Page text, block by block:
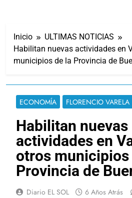
Inicio
ULTIMAS NOTICIAS
Habilitan nuevas actividades en
municipios de la Provincia de
ECONOMÍA FLORENCIO VARELA
Habilitan nuevas
actividades en
otros municipios
Provincia de
Diario EL SOL 6 Años Atrás